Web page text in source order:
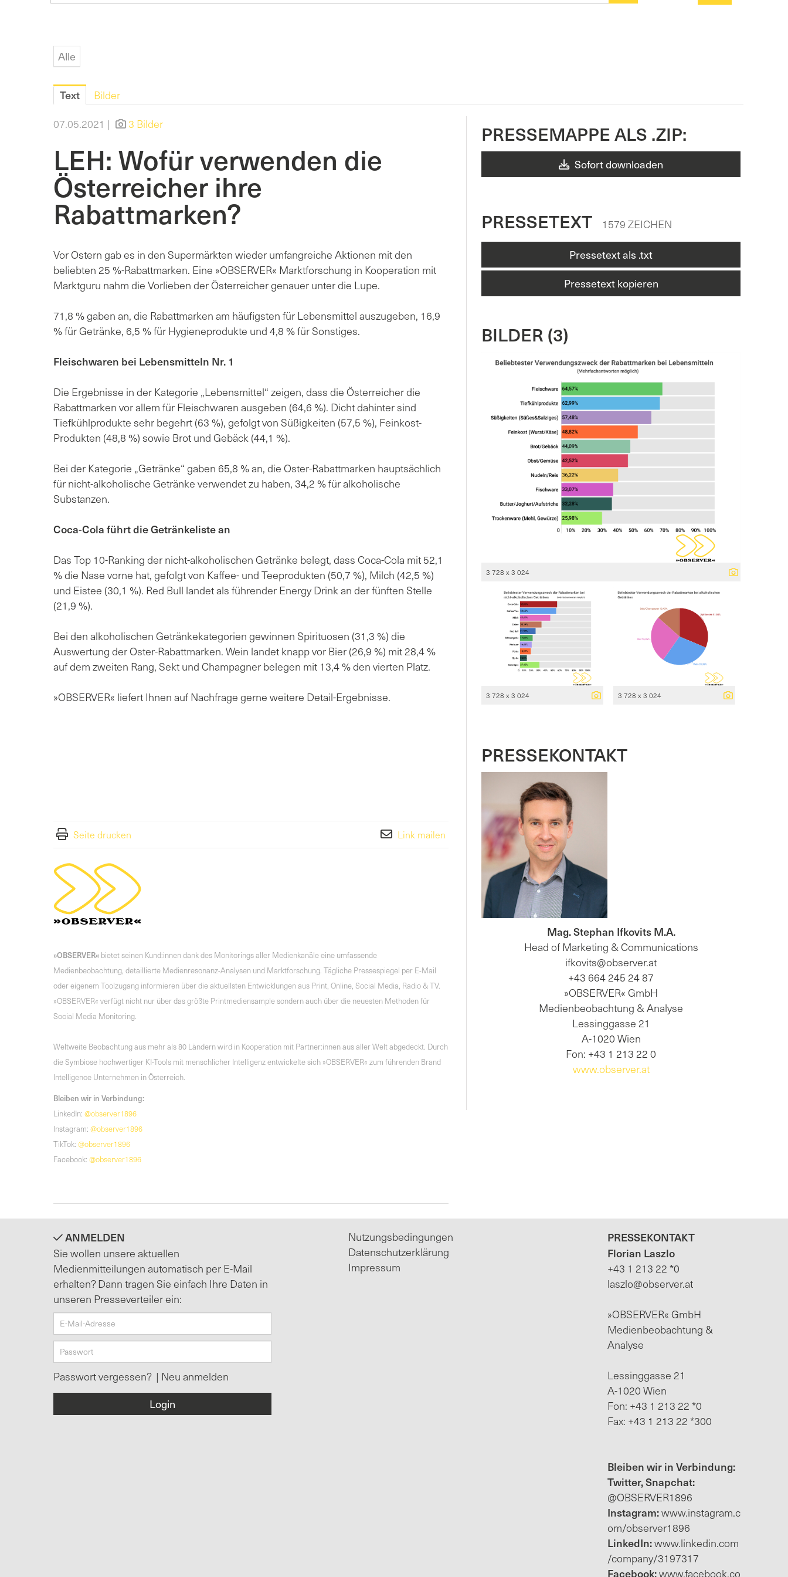
Alle
Text
Bilder
07.05.2021 |
3 Bilder
LEH: Wofür verwenden die
Österreicher ihre
Rabattmarken?
Vor Ostern gab es in den Supermärkten wieder umfangreiche Aktionen mit den
beliebten 25 %-Rabattmarken. Eine »OBSERVER« Marktforschung in Kooperation mit
Marktguru nahm die Vorlieben der Österreicher genauer unter die Lupe.
71,8 % gaben an, die Rabattmarken am häufigsten für Lebensmittel auszugeben, 16,9
% für Getränke, 6,5 % für Hygieneprodukte und 4,8 % für Sonstiges.
Fleischwaren bei Lebensmitteln Nr. 1
Die Ergebnisse in der Kategorie „Lebensmittel“ zeigen, dass die Österreicher die
Rabattmarken vor allem für Fleischwaren ausgeben (64,6 %). Dicht dahinter sind
Tiefkühlprodukte sehr begehrt (63 %), gefolgt von Süßigkeiten (57,5 %), Feinkost-
Produkten (48,8 %) sowie Brot und Gebäck (44,1 %).
Bei der Kategorie „Getränke“ gaben 65,8 % an, die Oster-Rabattmarken hauptsächlich
für nicht-alkoholische Getränke verwendet zu haben, 34,2 % für alkoholische
Substanzen.
Coca-Cola führt die Getränkeliste an
Das Top 10-Ranking der nicht-alkoholischen Getränke belegt, dass Coca-Cola mit 52,1
% die Nase vorne hat, gefolgt von Kaffee- und Teeprodukten (50,7 %), Milch (42,5 %)
und Eistee (30,1 %). Red Bull landet als führender Energy Drink an der fünften Stelle
(21,9 %).
Bei den alkoholischen Getränkekategorien gewinnen Spirituosen (31,3 %) die
Auswertung der Oster-Rabattmarken. Wein landet knapp vor Bier (26,9 %) mit 28,4 %
auf dem zweiten Rang, Sekt und Champagner belegen mit 13,4 % den vierten Platz.
»OBSERVER« liefert Ihnen auf Nachfrage gerne weitere Detail-Ergebnisse.
Seite drucken Link mailen
»OBSERVER« bietet seinen Kund:innen dank des Monitorings aller Medienkanäle eine umfassende
Medienbeobachtung, detaillierte Medienresonanz-Analysen und Marktforschung. Tägliche Pressespiegel per E-Mail
oder eigenem Toolzugang informieren über die aktuellsten Entwicklungen aus Print, Online, Social Media, Radio & TV.
»OBSERVER« verfügt nicht nur über das größte Printmediensample sondern auch über die neuesten Methoden für
Social Media Monitoring.
Weltweite Beobachtung aus mehr als 80 Ländern wird in Kooperation mit Partner:innen aus aller Welt abgedeckt. Durch
die Symbiose hochwertiger KI-Tools mit menschlicher Intelligenz entwickelte sich »OBSERVER« zum führenden Brand
Intelligence Unternehmen in Österreich.
Bleiben wir in Verbindung:
LinkedIn: @observer1896
Instagram: @observer1896
TikTok: @observer1896
Facebook: @observer1896
PRESSEMAPPE ALS .ZIP:
Sofort downloaden
PRESSETEXT
1579 ZEICHEN
Pressetext als .txt
Pressetext kopieren
BILDER (3)
3 728 x 3 024
3 728 x 3 024 3 728 x 3 024
PRESSEKONTAKT
Mag. Stephan Ifkovits M.A.
Head of Marketing & Communications
ifkovits@observer.at
+43 664 245 24 87
»OBSERVER« GmbH
Medienbeobachtung & Analyse
Lessinggasse 21
A-1020 Wien
Fon: +43 1 213 22 0
www.observer.at
ANMELDEN
Sie wollen unsere aktuellen
Medienmitteilungen automatisch per E-Mail
erhalten? Dann tragen Sie einfach Ihre Daten in
unseren Presseverteiler ein:
Passwort vergessen? | Neu anmelden
Nutzungsbedingungen
Datenschutzerklärung
Impressum
PRESSEKONTAKT
Florian Laszlo
+43 1 213 22 *0
laszlo@observer.at
»OBSERVER« GmbH
Medienbeobachtung &
Analyse
Lessinggasse 21
A-1020 Wien
Fon: +43 1 213 22 *0
Fax: +43 1 213 22 *300
Bleiben wir in Verbindung:
Twitter, Snapchat:
@OBSERVER1896
Instagram:www.instagram.c
om/observer1896
LinkedIn:www.linkedin.com
/company/3197317
Facebook:www.facebook.co